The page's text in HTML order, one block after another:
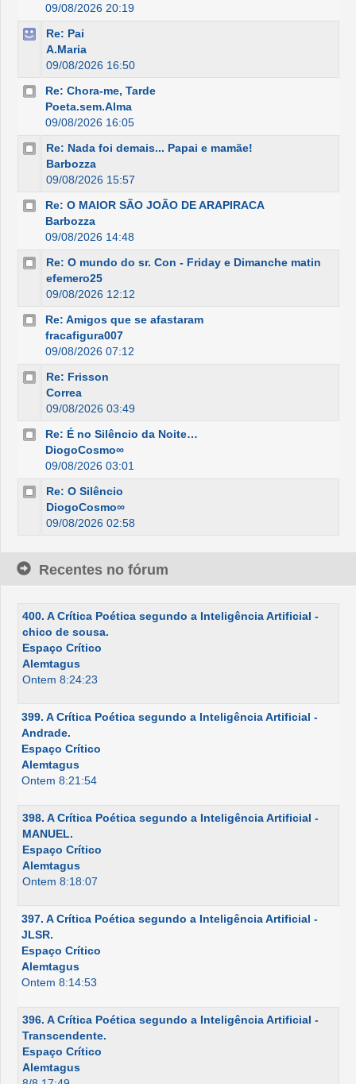
09/08/2026 20:19
Re: Pai
A.Maria
09/08/2026 16:50
Re: Chora-me, Tarde
Poeta.sem.Alma
09/08/2026 16:05
Re: Nada foi demais... Papai e mamãe!
Barbozza
09/08/2026 15:57
Re: O MAIOR SÃO JOÃO DE ARAPIRACA
Barbozza
09/08/2026 14:48
Re: O mundo do sr. Con - Friday e Dimanche matin
efemero25
09/08/2026 12:12
Re: Amigos que se afastaram
fracafigura007
09/08/2026 07:12
Re: Frisson
Correa
09/08/2026 03:49
Re: É no Silêncio da Noite…
DiogoCosmo∞
09/08/2026 03:01
Re: O Silêncio
DiogoCosmo∞
09/08/2026 02:58
Recentes no fórum
400. A Crítica Poética segundo a Inteligência Artificial -
chico de sousa.
Espaço Crítico
Alemtagus
Ontem 8:24:23
399. A Crítica Poética segundo a Inteligência Artificial -
Andrade.
Espaço Crítico
Alemtagus
Ontem 8:21:54
398. A Crítica Poética segundo a Inteligência Artificial -
MANUEL.
Espaço Crítico
Alemtagus
Ontem 8:18:07
397. A Crítica Poética segundo a Inteligência Artificial -
JLSR.
Espaço Crítico
Alemtagus
Ontem 8:14:53
396. A Crítica Poética segundo a Inteligência Artificial -
Transcendente.
Espaço Crítico
Alemtagus